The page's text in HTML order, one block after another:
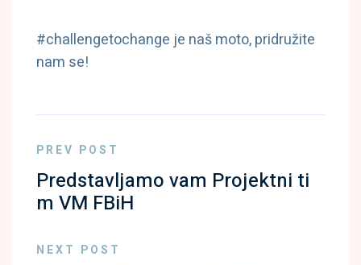
#challengetochange je naš moto, pridružite
nam se!
PREV POST
Predstavljamo vam Projektni ti
m VM FBiH
NEXT POST